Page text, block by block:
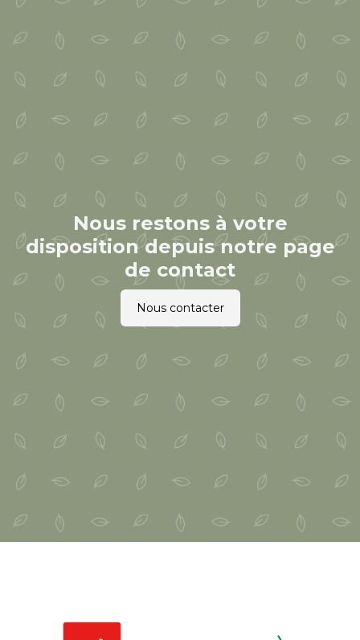
Nous restons à votre
disposition depuis notre page
de contact
Nous contacter